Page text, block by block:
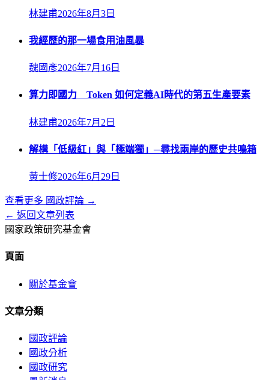
林建甫2026年8月3日
我經歷的那一場食用油風暴
魏國彥2026年7月16日
算力即國力 Token 如何定義AI時代的第五生產要素
林建甫2026年7月2日
解構「低級紅」與「極端獨」─尋找兩岸的歷史共鳴箱
黃士修2026年6月29日
查看更多 國政評論 →
← 返回文章列表
國家政策研究基金會
頁面
關於基金會
文章分類
國政評論
國政分析
國政研究